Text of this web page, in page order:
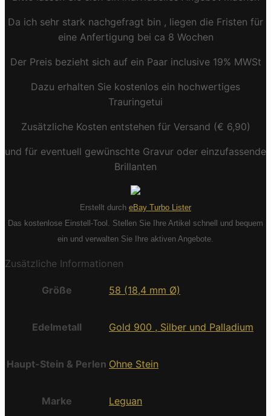
Da ich sehr stark nachgefragt bin , liegen die Fristen für
eine Anfertigung bei ca 8 Wochen
Der Preis bezieht sich auf ein Paar inclusive 19% MWSt
Dazu erhalten Sie kostenlos ein hochwertiges
Trauringetui
Zusätzliche Kosten entstehen für Versand (€ 6,90)
und für eventuell gewünschte Gravur oder einzufassende
Brillanten
Erstellt durch eBay Turbo Lister
Das kostenlose Einstell-Tool. Stellen Sie Ihre Artikel schnell und bequem
ein und verwalten Sie Ihre aktiven Angebote.
Zusätzliche Informationen
Größe 58 (18,4 mm Ø)
Edelmetall Gold 900 , Silber und Palladium
Haupt-Stein & Perlen Ohne Stein
Marke Leguan